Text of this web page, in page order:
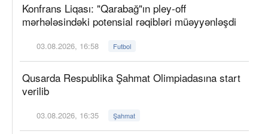
Konfrans Liqası: "Qarabağ"ın pley-off
mərhələsindəki potensial rəqibləri müəyyənləşdi
03.08.2026, 16:58 Futbol
Qusarda Respublika Şahmat Olimpiadasına start
verilib
03.08.2026, 16:35 Şahmat